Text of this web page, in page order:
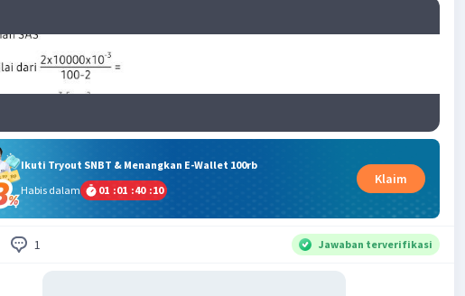
Ikuti Tryout SNBT & Menangkan E-Wallet 100rb
Habis dalam
01 :01 :40 :09
Klaim
1 Jawaban terverifikasi